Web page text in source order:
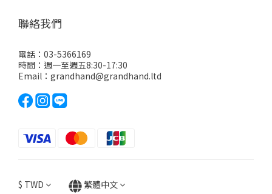
聯絡我們
電話：03-5366169
時間：週一至週五8:30-17:30
Email：grandhand@grandhand.ltd
$ TWD 繁體中文